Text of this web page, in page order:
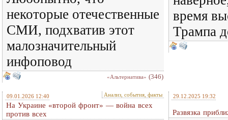
некоторые отечественные
СМИ, подхватив этот
малозначительный
инфоповод
«Альтернатива» (346)
время
Трампа
09.01.2026 12:40 Анализ, события, факты
На Украине «второй фронт» — война всех
против всех
29.12.2025 19:32
Развязка